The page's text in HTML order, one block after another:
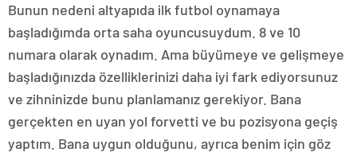
Bunun nedeni altyapıda ilk futbol oynamaya
başladığımda orta saha oyuncusuydum. 8 ve 10
numara olarak oynadım. Ama büyümeye ve gelişmeye
başladığınızda özelliklerinizi daha iyi fark ediyorsunuz
ve zihninizde bunu planlamanız gerekiyor. Bana
gerçekten en uyan yol forvetti ve bu pozisyona geçiş
yaptım. Bana uygun olduğunu, ayrıca benim için göz